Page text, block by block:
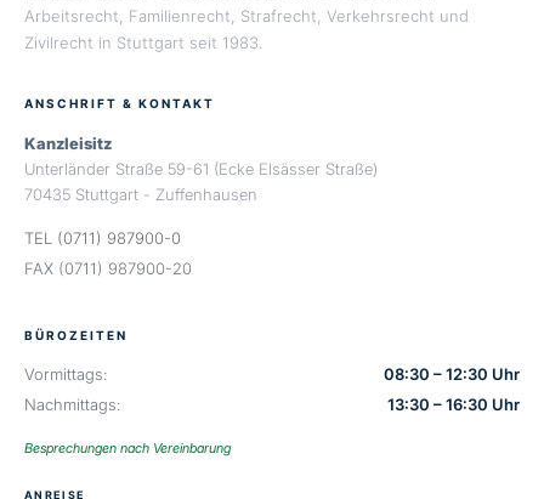
Arbeitsrecht, Familienrecht, Strafrecht, Verkehrsrecht und
Zivilrecht in Stuttgart seit 1983.
ANSCHRIFT & KONTAKT
Kanzleisitz
Unterländer Straße 59-61 (Ecke Elsässer Straße)
70435 Stuttgart - Zuffenhausen
TEL (0711) 987900-0
FAX (0711) 987900-20
BÜROZEITEN
Vormittags:
08:30 – 12:30 Uhr
Nachmittags:
13:30 – 16:30 Uhr
Besprechungen nach Vereinbarung
ANREISE